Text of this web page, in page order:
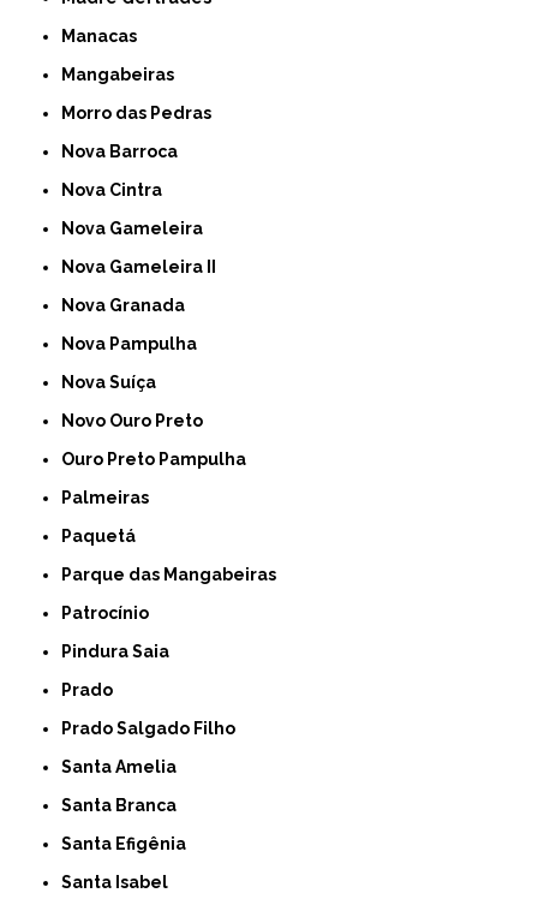
Manacas
Mangabeiras
Morro das Pedras
Nova Barroca
Nova Cintra
Nova Gameleira
Nova Gameleira II
Nova Granada
Nova Pampulha
Nova Suíça
Novo Ouro Preto
Ouro Preto Pampulha
Palmeiras
Paquetá
Parque das Mangabeiras
Patrocínio
Pindura Saia
Prado
Prado Salgado Filho
Santa Amelia
Santa Branca
Santa Efigênia
Santa Isabel